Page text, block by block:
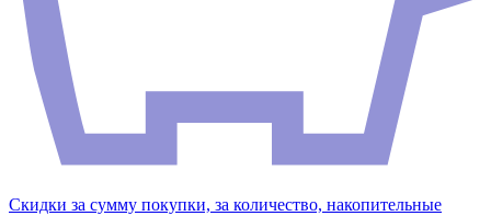
Скидки за сумму покупки, за количество, накопительные